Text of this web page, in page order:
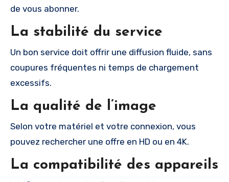
de vous abonner.
La stabilité du service
Un bon service doit offrir une diffusion fluide, sans
coupures fréquentes ni temps de chargement
excessifs.
La qualité de l’image
Selon votre matériel et votre connexion, vous
pouvez rechercher une offre en HD ou en 4K.
La compatibilité des appareils